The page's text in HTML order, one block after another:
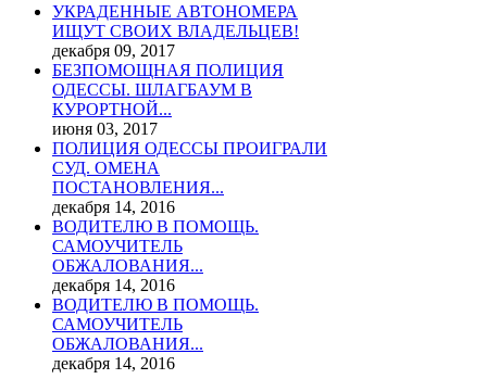
УКРАДЕННЫЕ АВТОНОМЕРА
ИЩУТ СВОИХ ВЛАДЕЛЬЦЕВ!
декабря 09, 2017
БЕЗПОМОЩНАЯ ПОЛИЦИЯ
ОДЕССЫ. ШЛАГБАУМ В
КУРОРТНОЙ...
июня 03, 2017
ПОЛИЦИЯ ОДЕССЫ ПРОИГРАЛИ
СУД. ОМЕНА
ПОСТАНОВЛЕНИЯ...
декабря 14, 2016
ВОДИТЕЛЮ В ПОМОЩЬ.
САМОУЧИТЕЛЬ
ОБЖАЛОВАНИЯ...
декабря 14, 2016
ВОДИТЕЛЮ В ПОМОЩЬ.
САМОУЧИТЕЛЬ
ОБЖАЛОВАНИЯ...
декабря 14, 2016